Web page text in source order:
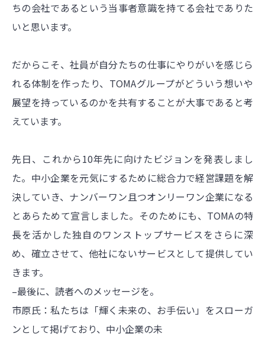
ちの会社であるという当事者意識を持てる会社でありた
いと思います。
だからこそ、社員が自分たちの仕事にやりがいを感じら
れる体制を作ったり、TOMAグループがどういう想いや
展望を持っているのかを共有することが大事であると考
えています。
先日、これから10年先に向けたビジョンを発表しまし
た。中小企業を元気にするために総合力で経営課題を解
決していき、ナンバーワン且つオンリーワン企業になる
とあらためて宣言しました。そのためにも、TOMAの特
長を活かした独自のワンストップサービスをさらに深
め、確立させて、他社にないサービスとして提供してい
きます。
–最後に、読者へのメッセージを。
市原氏：私たちは「輝く未来の、お手伝い」をスローガ
ンとして掲げており、中小企業の未